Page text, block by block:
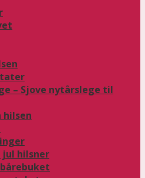
– Sjove nytårslege til
hilsen
hilsner